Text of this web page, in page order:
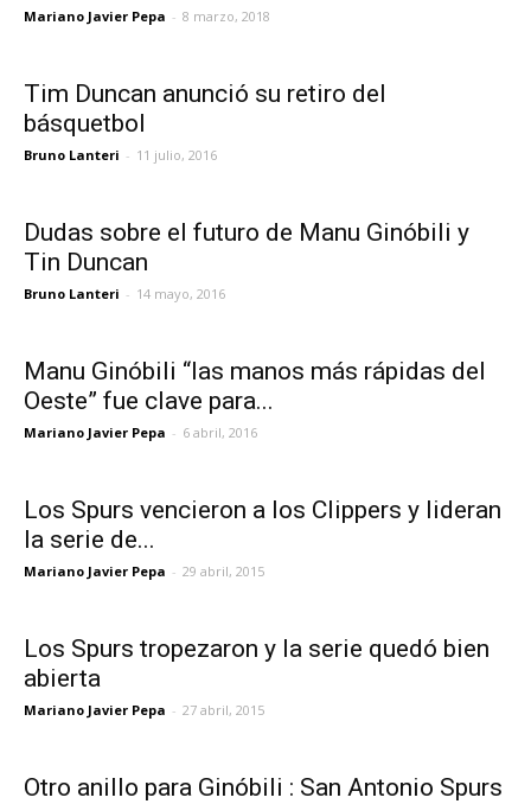
Mariano Javier Pepa - 8 marzo, 2018
Tim Duncan anunció su retiro del
básquetbol
Bruno Lanteri - 11 julio, 2016
Dudas sobre el futuro de Manu Ginóbili y
Tin Duncan
Bruno Lanteri - 14 mayo, 2016
Manu Ginóbili “las manos más rápidas del
Oeste” fue clave para...
Mariano Javier Pepa - 6 abril, 2016
Los Spurs vencieron a los Clippers y lideran
la serie de...
Mariano Javier Pepa - 29 abril, 2015
Los Spurs tropezaron y la serie quedó bien
abierta
Mariano Javier Pepa - 27 abril, 2015
Otro anillo para Ginóbili : San Antonio Spurs